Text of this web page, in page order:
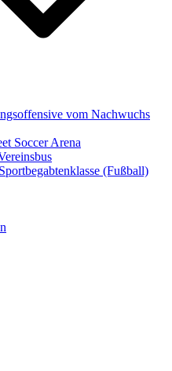
vom Nachwuchs
Soccer Arena
(Fußball)